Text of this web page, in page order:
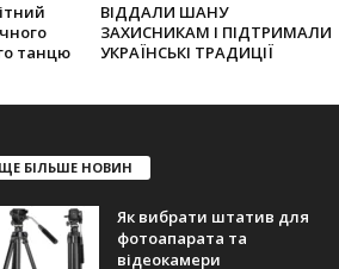
танцю
ВІДДАЛИ ШАНУ
ЗАХИСНИКАМ І ПІДТРИМАЛИ
УКРАЇНСЬКІ ТРАДИЦІЇ
ЩЕ БІЛЬШЕ НОВИН
Як вибрати штатив для
фотоапарата та
відеокамери